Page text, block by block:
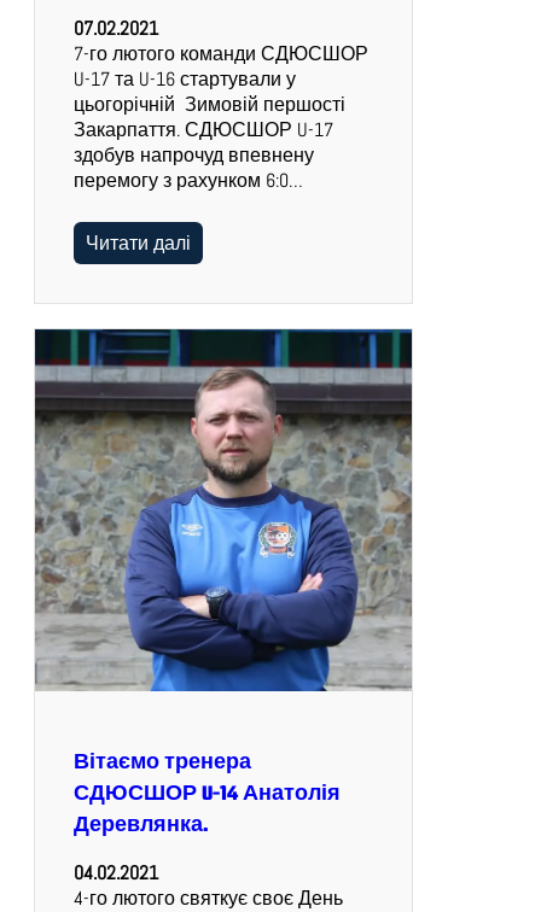
07.02.2021
7-го лютого команди СДЮСШОР
U-17 та U-16 стартували у
цьогорічній Зимовій першості
Закарпаття. СДЮСШОР U-17
здобув напрочуд впевнену
перемогу з рахунком 6:0…
Читати далі
Вітаємо тренера
СДЮСШОР U-14 Анатолія
Деревлянка.
04.02.2021
4-го лютого святкує своє День